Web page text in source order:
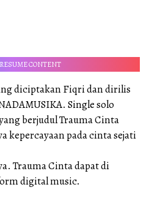
CONTENT
diciptakan Fiqri dan dirilis
Single solo
berjudul Trauma Cinta
kepercayaan pada cinta sejati
Trauma Cinta dapat di
digital music.